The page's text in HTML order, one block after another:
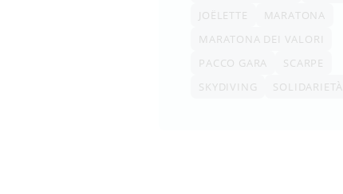
JOËLETTE
MARATONA
MARATONA DEI VALORI
PACCO GARA
SCARPE
SKYDIVING
SOLIDARIETÀ